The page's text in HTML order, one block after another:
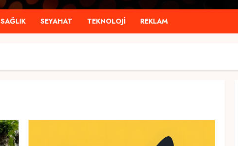
SAĞLIK SEYAHAT TEKNOLOJI REKLAM